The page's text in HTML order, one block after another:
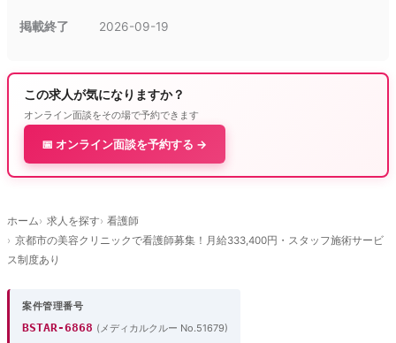
掲載終了 2026-09-19
この求人が気になりますか？
オンライン面談をその場で予約できます
📅 オンライン面談を予約する →
ホーム 求人を探す
看護師
京都市の美容クリニックで看護師募集！月給333,400円・スタッフ施術サービ
ス制度あり
案件管理番号
BSTAR-6868 (メディカルクルー No.51679)